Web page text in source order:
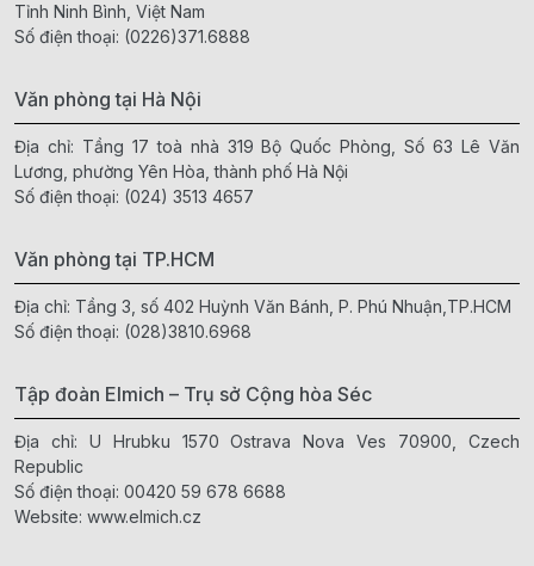
Tỉnh Ninh Bình, Việt Nam
Số điện thoại: (0226)371.6888
Văn phòng tại Hà Nội
Địa chỉ: Tầng 17 toà nhà 319 Bộ Quốc Phòng, Số 63 Lê Văn
Lương, phường Yên Hòa, thành phố Hà Nội
Số điện thoại: (024) 3513 4657
Văn phòng tại TP.HCM
Địa chỉ: Tầng 3, số 402 Huỳnh Văn Bánh, P. Phú Nhuận,TP.HCM
Số điện thoại: (028)3810.6968
Tập đoàn Elmich – Trụ sở Cộng hòa Séc
Địa chỉ: U Hrubku 1570 Ostrava Nova Ves 70900, Czech
Republic
Số điện thoại: 00420 59 678 6688
Website: www.elmich.cz